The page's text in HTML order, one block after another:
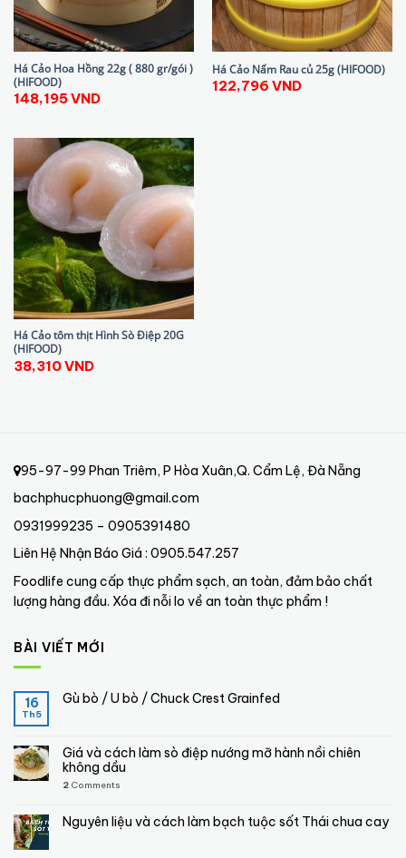
Há Cảo Hoa Hồng 22g ( 880 gr/gói )
(HIFOOD)
148,195VND
Há Cảo Nấm Rau củ 25g (HIFOOD)
122,796 VND
Há Cảo tôm thịt Hình Sò Điệp 20G
(HIFOOD)
38,310VND
95-97-99 Phan Triêm, P Hòa Xuân,Q. Cẩm Lệ, Đà Nẵng
bachphucphuong@gmail.com
0931999235 – 0905391480
Liên Hệ Nhận Báo Giá : 0905.547.257
Foodlife cung cấp thực phẩm sạch, an toàn, đảm bảo chất
lượng hàng đầu. Xóa đi nỗi lo về an toàn thực phẩm !
BÀI VIẾT MỚI
16
Th5
Gù bò / U bò / Chuck Crest Grainfed
Giá và cách làm sò điệp nướng mỡ hành nồi chiên
không dầu
2 Comments
Nguyên liệu và cách làm bạch tuộc sốt Thái chua cay